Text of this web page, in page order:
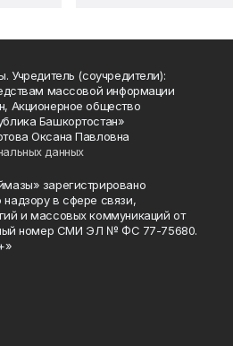
Учредитель (соучредители):
массовой информации
Акционерное общество
Башкортостан»
Оксана Павловна
данных
зарегистрировано
в сфере связи,
и массовых коммуникаций от
номер СМИ ЭЛ № ФС 77-75680.